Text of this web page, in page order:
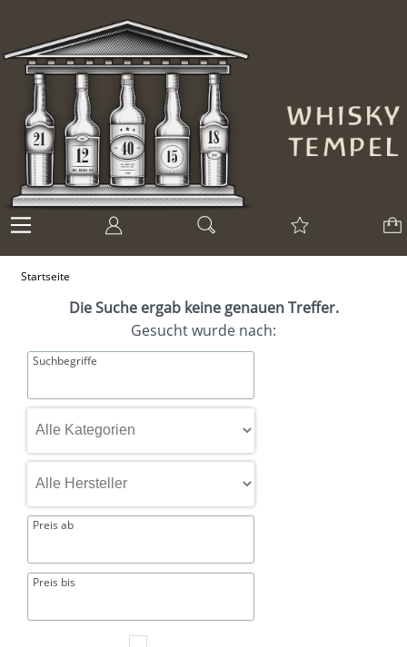
Startseite
Die Suche ergab keine genauen Treffer.
Gesucht wurde nach:
Suchbegriffe
Preis ab
Preis bis